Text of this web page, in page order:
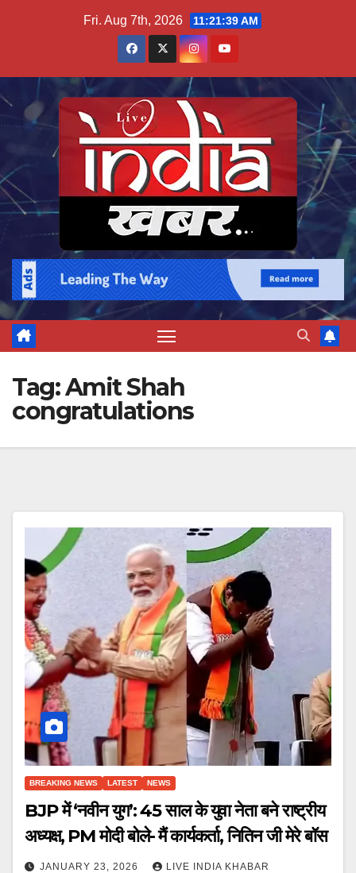
Fri. Aug 7th, 2026 11:21:40 AM
Tag:Amit Shah
congratulations
BREAKING NEWS LATEST NEWS
BJP में ‘नवीन युग’: 45 साल के युवा नेता बने राष्ट्रीय
अध्यक्ष, PM मोदी बोले- मैं कार्यकर्ता, नितिन जी मेरे बॉस
JANUARY 23, 2026 LIVE INDIA KHABAR